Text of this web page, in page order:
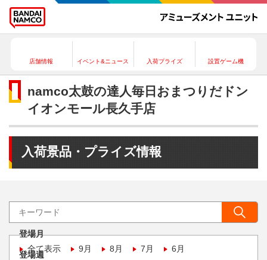
店舗情報 イベント&ニュース 入荷プライズ 設置ゲーム機
namco太鼓の達人毎日おまつりだドン
イオンモール長久手店
入荷景品・プライズ情報
登場月
全て表示
9月 8月 7月 6月
登場週